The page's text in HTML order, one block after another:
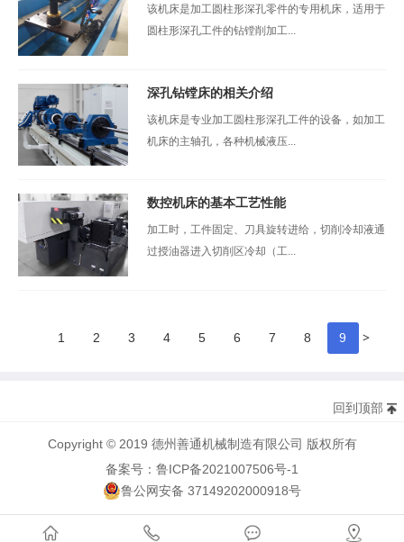
该机床是加工圆柱形深孔零件的专用机床，适用于
圆柱形深孔工件的钻镗削加工...
深孔钻镗床的相关介绍
该机床是专业加工圆柱形深孔工件的设备，如加工
机床的主轴孔，各种机械液压...
数控机床的基本工艺性能
加工时，工件固定、刀具旋转进给，切削冷却液通
过授油器进入切削区冷却（工...
1 2 3 4 5 6 7 8 9 >
回到顶部
Copyright © 2019 德州善通机械制造有限公司 版权所有
备案号：鲁ICP备2021007506号-1
鲁公网安备 37149202000918号